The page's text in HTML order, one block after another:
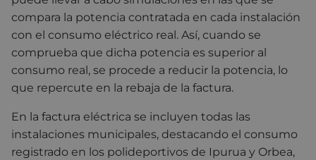
compara la potencia contratada en cada instalación
con el consumo eléctrico real. Así, cuando se
comprueba que dicha potencia es superior al
consumo real, se procede a reducir la potencia, lo
que repercute en la rebaja de la factura.
En la factura eléctrica se incluyen todas las
instalaciones municipales, destacando el consumo
registrado en los polideportivos de Ipurua y Orbea,